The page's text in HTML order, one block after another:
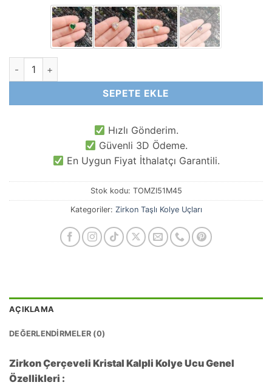
-
₺130,00
Zirkon Çerçeveli Kristal Kalpli Kolye Ucu adet
SEPETE EKLE
Hızlı Gönderim.
Güvenli 3D Ödeme.
En Uygun Fiyat İthalatçı Garantili.
Stok kodu: TOMZI51M45
Kategoriler: Zirkon Taşlı Kolye Uçları
AÇIKLAMA
DEĞERLENDIRMELER (0)
Zirkon Çerçeveli Kristal Kalpli Kolye Ucu Genel
Özellikleri :